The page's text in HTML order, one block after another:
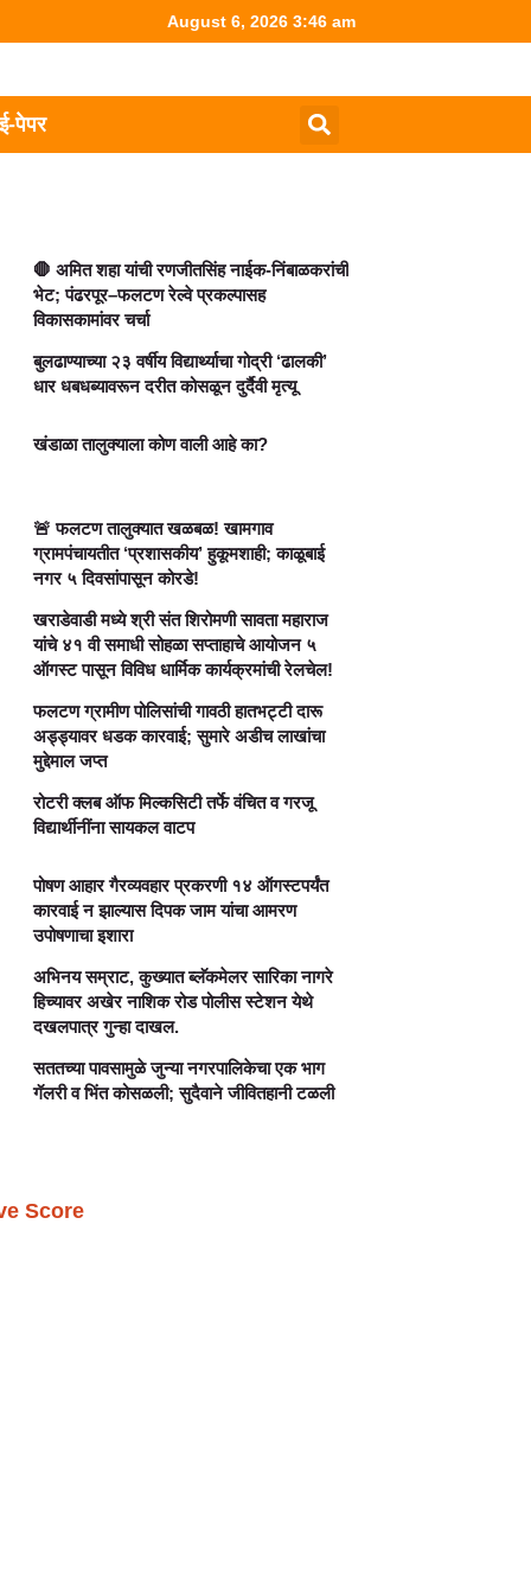
August 6, 2026 3:46 am
पेपर
🛑 अमित शहा यांची रणजीतसिंह नाईक-निंबाळकरांची
भेट; पंढरपूर–फलटण रेल्वे प्रकल्पासह
विकासकामांवर चर्चा
बुलढाण्याच्या २३ वर्षीय विद्यार्थ्याचा गोद्री ‘ढालकी’
धार धबधब्यावरून दरीत कोसळून दुर्दैवी मृत्यू
खंडाळा तालुक्याला कोण वाली आहे का?
🚨 फलटण तालुक्यात खळबळ! खामगाव
ग्रामपंचायतीत ‘प्रशासकीय’ हुकूमशाही; काळूबाई
नगर ५ दिवसांपासून कोरडे!
खराडेवाडी मध्ये श्री संत शिरोमणी सावता महाराज
यांचे ४१ वी समाधी सोहळा सप्ताहाचे आयोजन ५
ऑगस्ट पासून विविध धार्मिक कार्यक्रमांची रेलचेल!
फलटण ग्रामीण पोलिसांची गावठी हातभट्टी दारू
अड्ड्यावर धडक कारवाई; सुमारे अडीच लाखांचा
मुद्देमाल जप्त
रोटरी क्लब ऑफ मिल्कसिटी तर्फे वंचित व गरजू
विद्यार्थीनींना सायकल वाटप
पोषण आहार गैरव्यवहार प्रकरणी १४ ऑगस्टपर्यंत
कारवाई न झाल्यास दिपक जाम यांचा आमरण
उपोषणाचा इशारा
अभिनय सम्राट, कुख्यात ब्लॅकमेलर सारिका नागरे
हिच्यावर अखेर नाशिक रोड पोलीस स्टेशन येथे
दखलपात्र गुन्हा दाखल.
सततच्या पावसामुळे जुन्या नगरपालिकेचा एक भाग
गॅलरी व भिंत कोसळली; सुदैवाने जीवितहानी टळली
Score